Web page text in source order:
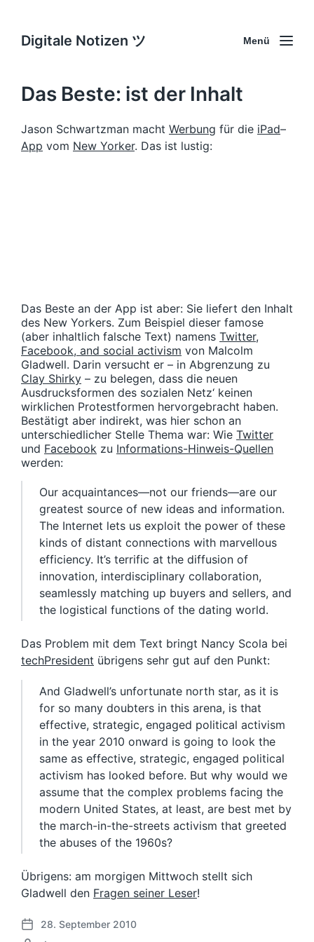
Digitale Notizen ツ Menü
Das Beste: ist der Inhalt
Jason Schwartzman macht Werbung für die iPad–
App vom New Yorker. Das ist lustig:
Das Beste an der App ist aber: Sie liefert den Inhalt
des New Yorkers. Zum Beispiel dieser famose
(aber inhaltlich falsche Text) namens Twitter,
Facebook, and social activism von Malcolm
Gladwell. Darin versucht er – in Abgrenzung zu
Clay Shirky – zu belegen, dass die neuen
Ausdrucksformen des sozialen Netz‘ keinen
wirklichen Protestformen hervorgebracht haben.
Bestätigt aber indirekt, was hier schon an
unterschiedlicher Stelle Thema war: Wie Twitter
und Facebook zu Informations-Hinweis-Quellen
werden:
Our acquaintances—not our friends—are our
greatest source of new ideas and information.
The Internet lets us exploit the power of these
kinds of distant connections with marvellous
efficiency. It’s terrific at the diffusion of
innovation, interdisciplinary collaboration,
seamlessly matching up buyers and sellers, and
the logistical functions of the dating world.
Das Problem mit dem Text bringt Nancy Scola bei
techPresident übrigens sehr gut auf den Punkt:
And Gladwell’s unfortunate north star, as it is
for so many doubters in this arena, is that
effective, strategic, engaged political activism
in the year 2010 onward is going to look the
same as effective, strategic, engaged political
activism has looked before. But why would we
assume that the complex problems facing the
modern United States, at least, are best met by
the march-in-the-streets activism that greeted
the abuses of the 1960s?
Übrigens: am morgigen Mittwoch stellt sich
Gladwell den Fragen seiner Leser!
V
28. September 2010